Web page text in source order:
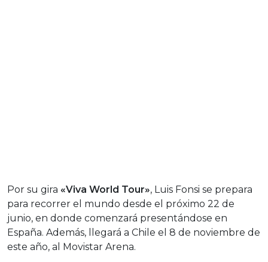
Por su gira «Viva World Tour», Luis Fonsi se prepara
para recorrer el mundo desde el próximo 22 de
junio, en donde comenzará presentándose en
España. Además, llegará a Chile el 8 de noviembre de
este año, al Movistar Arena.